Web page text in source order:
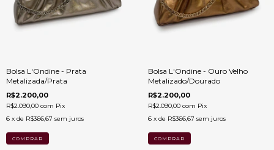
Bolsa L'Ondine - Prata
Metalizada/Prata
R$2.200,00
R$2.090,00 com Pix
6 x de R$366,67 sem juros
Bolsa L'Ondine - Ouro Velho
Metalizado/Dourado
R$2.200,00
R$2.090,00 com Pix
6 x de R$366,67 sem juros